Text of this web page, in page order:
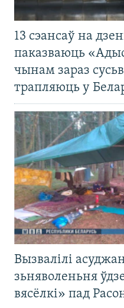
13 сэансаў на
паказваюць
чынам зараз
трапляюць у
Вызвалілі
зьняволеньня
вясёлкі» пад